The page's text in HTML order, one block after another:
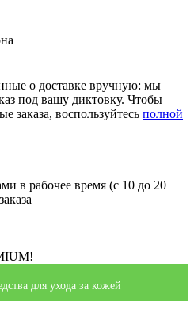
о доставке вручную: мы
под вашу диктовку. Чтобы
заказа, воспользуйтесь полной
в рабочее время (с 10 до 20
для ухода за кожей